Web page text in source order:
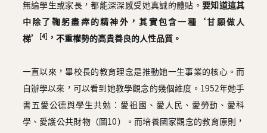
無論學生或家長，都能深深感受她真誠的體貼。 要知道這其
中除了鞠躬盡瘁的精神外，其實包含一種‘甘願做人
梯’
[4] ，不重權勢的高貴善良的人性品質。
一直以來，畢校長的教育理念是推動她一生事業的核心。而
自辦學以來，可以看到她教學觀念的幾個維度。1952年她手
書五愛公德與學生共勉：愛祖國、愛人民、愛勞動、愛科
學、愛護公共財物（圖10）。而培養國家觀念的教育原則，